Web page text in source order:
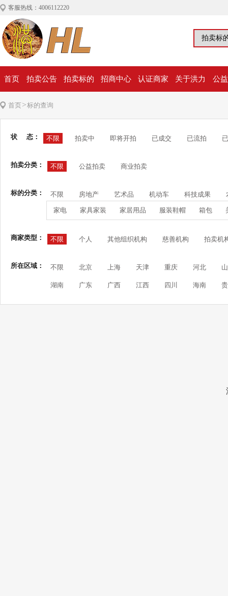
客服热线：4006112220
首页 拍卖公告 拍卖标的 招商中心 认证商家 关于洪力 公
首页>标的查询
状 态： 不限 拍卖中 即将开拍 已成交 已流拍
拍卖分类： 不限 公益拍卖 商业拍卖
标的分类： 不限 房地产 艺术品 机动车 科技成果
家电 家具家装 家居用品 服装鞋帽 箱包
商家类型： 不限 个人 其他组织机构 慈善机构 拍卖机
所在区域： 不限 北京 上海 天津 重庆 河北
湖南 广东 广西 江西 四川 海南